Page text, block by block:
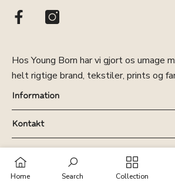
Hos Young Born har vi gjort os umage
helt rigtige brand, tekstiler, prints og
Information
Kontakt
Home Search Collection